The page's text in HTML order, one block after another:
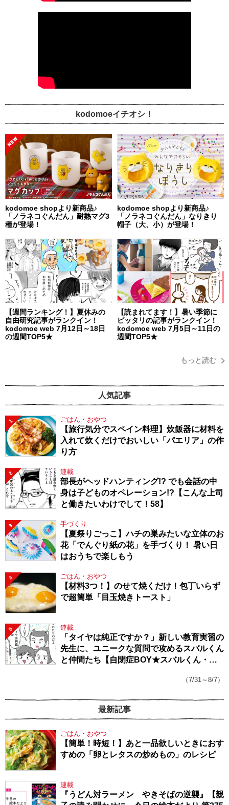
kodomoeイチオシ！
kodomoe shopより新商品♪
「ノラネコぐんだん」耐熱マグ3
種が登場！
kodomoe shopより新商品♪
「ノラネコぐんだん」なりきり
帽子（大、小）が登場！
【週間ランキング！】夏休みの
自由研究記事がランクイン！
kodomoe web 7月12日～18日
の週間TOP5★
【読まれてます！】暑い季節に
ピッタリの記事がランクイン！
kodomoe web 7月5日～11日の
週間TOP5★
もっと読む
人気記事
1 ごはん・おやつ
【旅行気分でスペイン料理】炊飯器に材料を
入れて炊くだけでおいしい「パエリア」の作
り方
2 連載
部長がヘッドハンティング!? でも会話の中
身は子どものオペレーション!?【こんな上司
と働きたいわけでして！58】
3 手づくり
【夏祭りごっこ】ハチの巣みたいな立体のお
花「でんぐり紙の花」を手づくり！ 暑い日
はおうちで楽しもう
4 ごはん・おやつ
【材料3つ！】のせて焼くだけ！包丁いらず
で超簡単「目玉焼きトースト」
5 連載
「タイヤは純正ですか？」新しい教育実習の
先生に、ユニークな質問で攻めるスバルくん
と仲間たち【自閉症BOY★スバルくん・
（7/31～8/7）
最新記事
ごはん・おやつ
【簡単！時短！】あと一品欲しいときにおす
すめの「卵とレタスの炒めもの」のレシピ
連載
『うどん対ラーメン やきそばの逆襲』【親